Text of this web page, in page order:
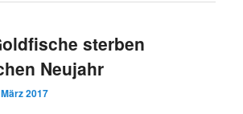
sterben
Neujahr
2017